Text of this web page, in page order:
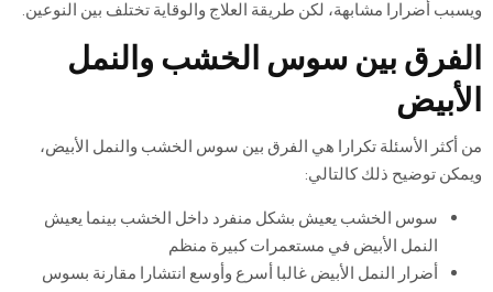
ويسبب أضرارا مشابهة، لكن طريقة العلاج والوقاية تختلف بين النوعين.
الفرق بين سوس الخشب والنمل
الأبيض
من أكثر الأسئلة تكرارا هي الفرق بين سوس الخشب والنمل الأبيض،
ويمكن توضيح ذلك كالتالي:
سوس الخشب يعيش بشكل منفرد داخل الخشب بينما يعيش
النمل الأبيض في مستعمرات كبيرة منظم
أضرار النمل الأبيض غالبا أسرع وأوسع انتشارا مقارنة بسوس